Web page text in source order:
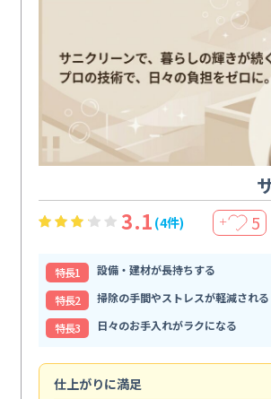
3.1 (4件) ＋ 5
特⻑1
設備・建材が長持ちする
特⻑2
掃除の手間やストレスが軽減される
特⻑3
日々のお手入れがラクになる
仕上がりに満足